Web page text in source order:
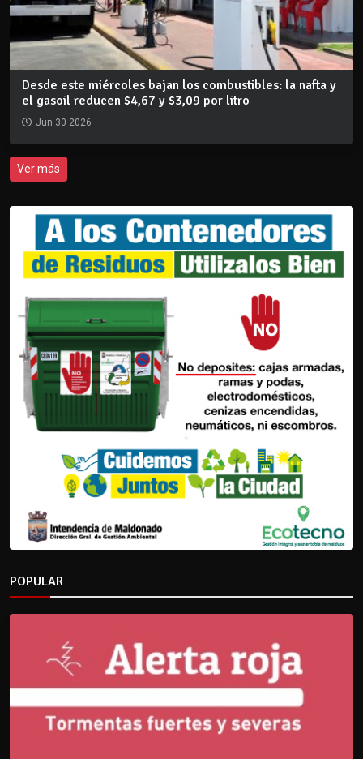
Desde este miércoles bajan los combustibles: la nafta y
el gasoil reducen $4,67 y $3,09 por litro
Jun 30 2026
Ver más
POPULAR